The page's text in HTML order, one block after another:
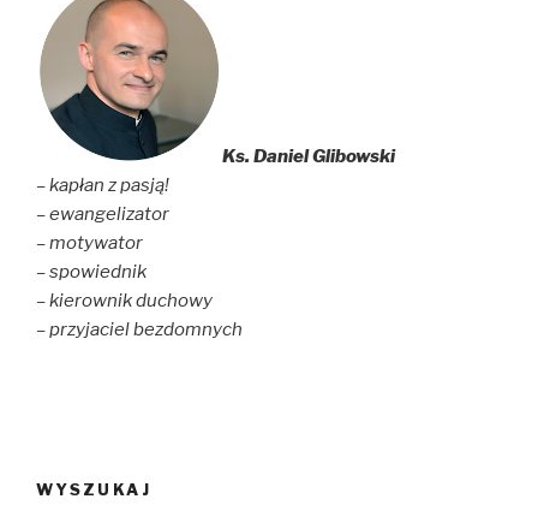
Ks. Daniel Glibowski
– kapłan z pasją!
– ewangelizator
– motywator
– spowiednik
– kierownik duchowy
– przyjaciel bezdomnych
WYSZUKAJ